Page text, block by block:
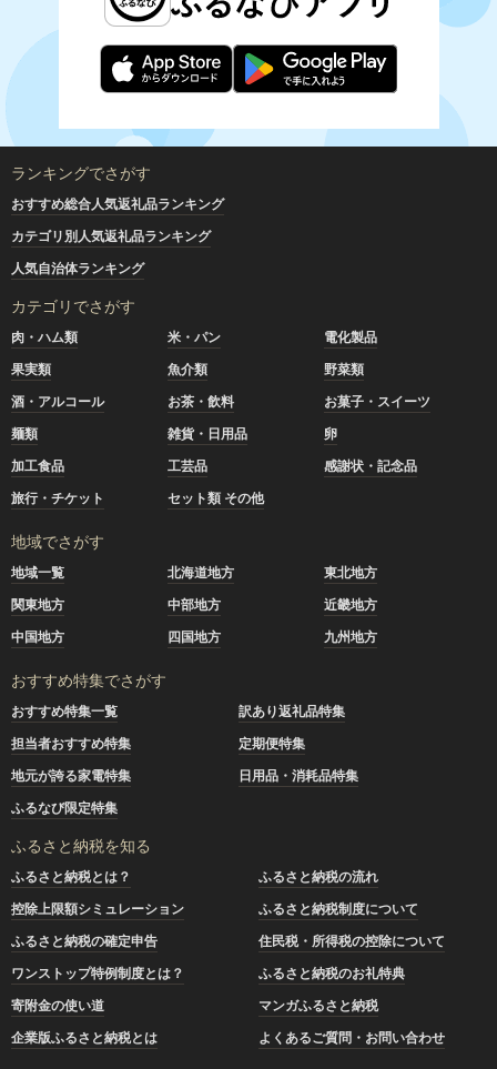
ランキングでさがす
おすすめ総合人気返礼品ランキング
カテゴリ別人気返礼品ランキング
人気自治体ランキング
カテゴリでさがす
肉・ハム類 米・パン
電化製品
果実類
魚介類
野菜類
酒・アルコール
お茶・飲料
お菓子・スイーツ
麺類
雑貨・日用品
卵
加工食品
工芸品
感謝状・記念品
旅行・チケット
セット類 その他
地域でさがす
地域一覧 北海道地方
東北地方
関東地方
中部地方
近畿地方
中国地方
四国地方 九州地方
おすすめ特集でさがす
おすすめ特集一覧
訳あり返礼品特集
担当者おすすめ特集
定期便特集
地元が誇る家電特集
日用品・消耗品特集
ふるなび限定特集
ふるさと納税を知る
ふるさと納税とは？
ふるさと納税の流れ
控除上限額シミュレーション
ふるさと納税制度について
ふるさと納税の確定申告
住民税・所得税の控除について
ワンストップ特例制度とは？
ふるさと納税のお礼特典
寄附金の使い道
マンガふるさと納税
企業版ふるさと納税とは
よくあるご質問・お問い合わせ